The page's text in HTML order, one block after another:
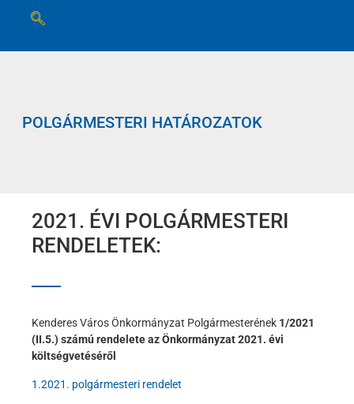
POLGÁRMESTERI HATÁROZATOK
2021. ÉVI POLGÁRMESTERI
RENDELETEK:
Kenderes Város Önkormányzat Polgármesterének 1/2021
(II.5.) számú rendelete az Önkormányzat 2021. évi
költségvetéséről
1.2021. polgármesteri rendelet